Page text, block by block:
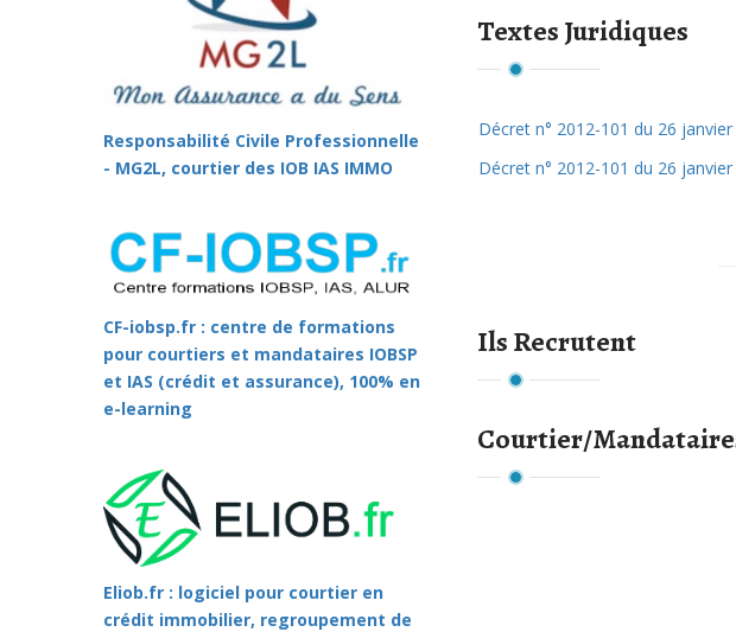
Responsabilité Civile Professionnelle
- MG2L, courtier des IOB IAS IMMO
CF-iobsp.fr : centre de formations
pour courtiers et mandataires IOBSP
et IAS (crédit et assurance), 100% en
e-learning
Eliob.fr : logiciel pour courtier en
crédit immobilier, regroupement de
Textes Juridiques
Décret n° 2012-101 du 26
Décret n° 2012-101 du 26
Ils Recrutent
Courtier/